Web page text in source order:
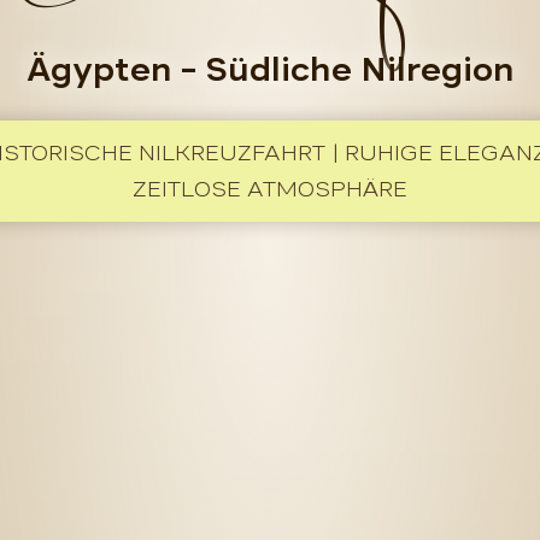
Ägypten – Südliche Nilregion
NILKREUZFAHRT | RUHIGE
ZEITLOSE ATMOSPHÄRE